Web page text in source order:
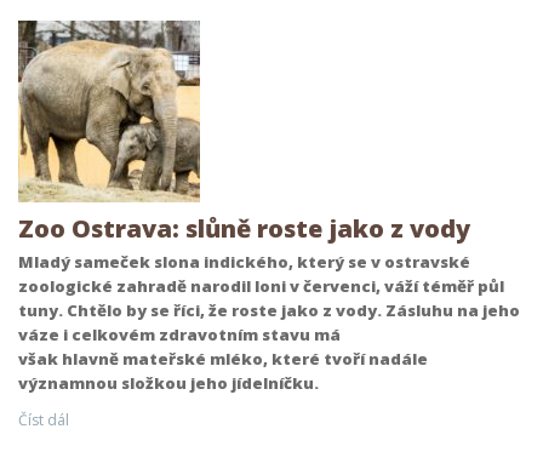
Zoo Ostrava: slůně roste jako z vody
Mladý sameček slona indického, který se v ostravské
zoologické zahradě narodil loni v červenci, váží téměř půl
tuny. Chtělo by se říci, že roste jako z vody. Zásluhu na jeho
váze i celkovém zdravotním stavu má
však hlavně mateřské mléko, které tvoří nadále
významnou složkou jeho jídelníčku.
Číst dál